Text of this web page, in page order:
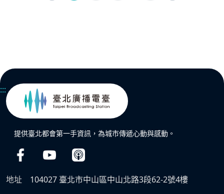
:::
提供臺北都會第一手資訊，為城市傳遞心動與感動。
地址
104027 臺北市中山區中山北路3段62-2號4樓